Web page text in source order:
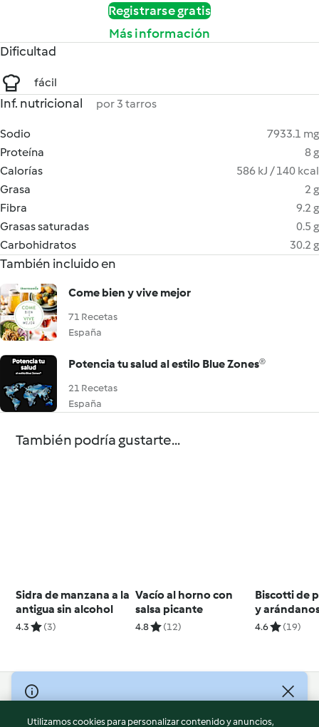
Registrarse gratis
Más información
Dificultad
fácil
Inf. nutricional por 3 tarros
Sodio
7933.1 mg
Proteína
8 g
Calorías
586 kJ / 140 kcal
Grasa
2 g
Fibra
9.2 g
Grasas saturadas
0.5 g
Carbohidratos
30.2 g
También incluido en
Come bien y vive mejor
71 Recetas
España
Potencia tu salud al estilo Blue Zones®
21 Recetas
España
También podría gustarte...
Sidra de manzana a la
antigua sin alcohol
4.3 (3)
Vacío al horno con
salsa picante
4.8 (12)
Biscotti de
y
4.6 (19)
© Copyright 2026
Utilizamos cookies para personalizar contenido y anuncios,